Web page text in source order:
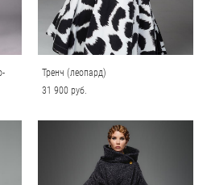
Тренч (леопард)
31 900 pуб.